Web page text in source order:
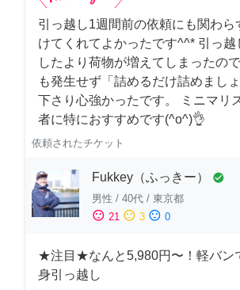
引っ越し1週間前の依頼にも関わら
けてくれてよかったです^^* 引っ越
したより荷物が増えてしまったの
も発生せず「詰めるだけ詰めまし
下さり心強かったです。 ミニマリ
者に特におすすめです(^o^)👌
依頼されたチケット
Fukkey（ふっきー） check_circle
男性 / 40代 / 東京都
sentiment_satisfied 21 sentiment_neutral 3 sentiment_dissatisfied 0
★注目★なんと5,980円〜！軽バン
身引っ越し